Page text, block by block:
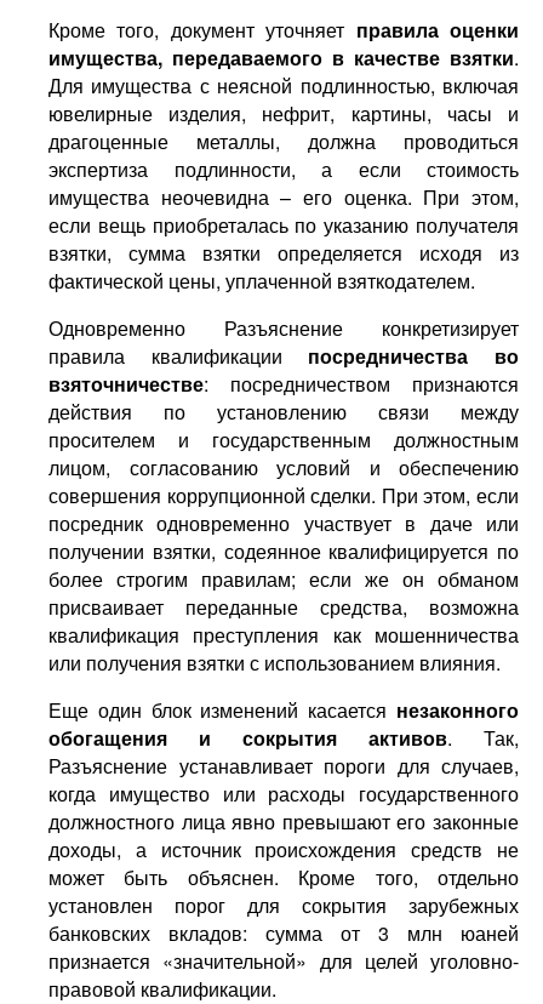
Кроме того, документ уточняет правила оценки
имущества, передаваемого в качестве взятки.
Для имущества с неясной подлинностью, включая
ювелирные изделия, нефрит, картины, часы и
драгоценные металлы, должна проводиться
экспертиза подлинности, а если стоимость
имущества неочевидна – его оценка. При этом,
если вещь приобреталась по указанию получателя
взятки, сумма взятки определяется исходя из
фактической цены, уплаченной взяткодателем.
Одновременно Разъяснение конкретизирует
правила квалификации посредничества во
взяточничестве: посредничеством признаются
действия по установлению связи между
просителем и государственным должностным
лицом, согласованию условий и обеспечению
совершения коррупционной сделки. При этом, если
посредник одновременно участвует в даче или
получении взятки, содеянное квалифицируется по
более строгим правилам; если же он обманом
присваивает переданные средства, возможна
квалификация преступления как мошенничества
или получения взятки с использованием влияния.
Еще один блок изменений касается незаконного
обогащения и сокрытия активов. Так,
Разъяснение устанавливает пороги для случаев,
когда имущество или расходы государственного
должностного лица явно превышают его законные
доходы, а источник происхождения средств не
может быть объяснен. Кроме того, отдельно
установлен порог для сокрытия зарубежных
банковских вкладов: сумма от 3 млн юаней
признается «значительной» для целей уголовно-
правовой квалификации.